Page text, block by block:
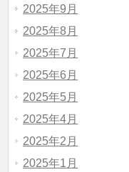
2025年9月
2025年8月
2025年7月
2025年6月
2025年5月
2025年4月
2025年2月
2025年1月